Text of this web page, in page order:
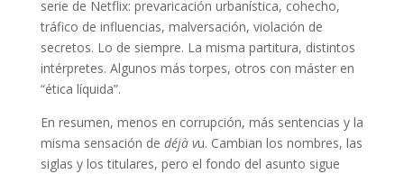
serie de Netflix: prevaricación urbanística, cohecho,
tráfico de influencias, malversación, violación de
secretos. Lo de siempre. La misma partitura, distintos
intérpretes. Algunos más torpes, otros con máster en
“ética líquida”.
En resumen, menos en corrupción, más sentencias y la
misma sensación de déjà vu. Cambian los nombres, las
siglas y los titulares, pero el fondo del asunto sigue